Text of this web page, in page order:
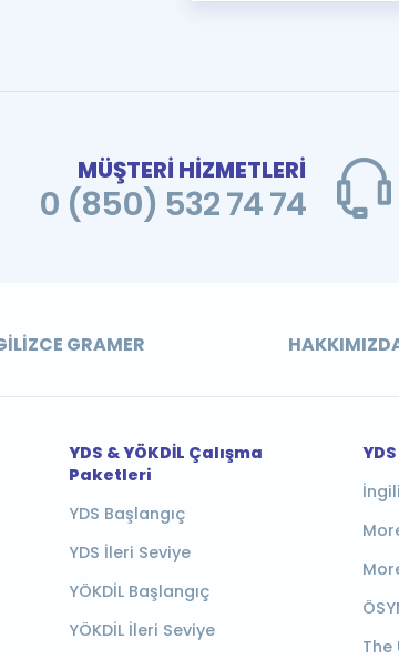
MÜŞTERİ HİZMETLERİ
0 (850) 532 74 74
GRAMER
YDS & YÖKDİL Çalışma
Paketleri
YDS Başlangıç
YDS İleri Seviye
YÖKDİL Başlangıç
YÖKDİL İleri Seviye